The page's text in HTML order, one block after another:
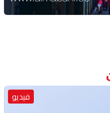
فيديو